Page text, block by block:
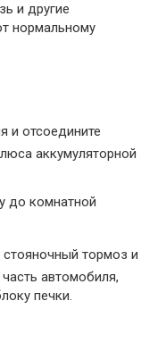
и другие
нормальному
и отсоедините
аккумуляторной
до комнатной
тормоз и
автомобиля,
печки.